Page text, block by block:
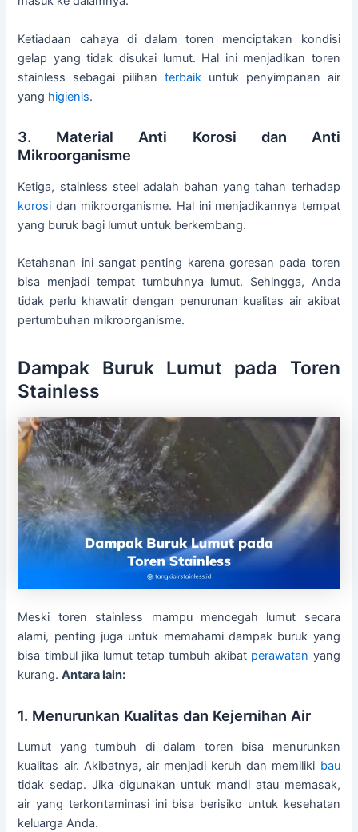
Ketiadaan cahaya di dalam toren menciptakan kondisi
gelap yang tidak disukai lumut. Hal ini menjadikan toren
stainless sebagai pilihan terbaik untuk penyimpanan air
yang higienis.
3. Material Anti Korosi dan Anti
Mikroorganisme
Ketiga, stainless steel adalah bahan yang tahan terhadap
korosi dan mikroorganisme. Hal ini menjadikannya tempat
yang buruk bagi lumut untuk berkembang.
Ketahanan ini sangat penting karena goresan pada toren
bisa menjadi tempat tumbuhnya lumut. Sehingga, Anda
tidak perlu khawatir dengan penurunan kualitas air akibat
pertumbuhan mikroorganisme.
Dampak Buruk Lumut pada Toren
Stainless
Meski toren stainless mampu mencegah lumut secara
alami, penting juga untuk memahami dampak buruk yang
bisa timbul jika lumut tetap tumbuh akibat perawatan yang
kurang.Antara lain:
1. Menurunkan Kualitas dan Kejernihan Air
Lumut yang tumbuh di dalam toren bisa menurunkan
kualitas air. Akibatnya, air menjadi keruh dan memiliki bau
tidak sedap. Jika digunakan untuk mandi atau memasak,
air yang terkontaminasi ini bisa berisiko untuk kesehatan
keluarga Anda.